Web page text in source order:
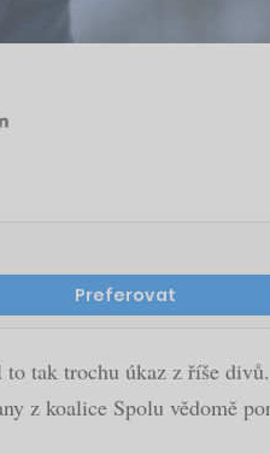
Preferovat
tak trochu úkaz z říše
z koalice Spolu vědomě